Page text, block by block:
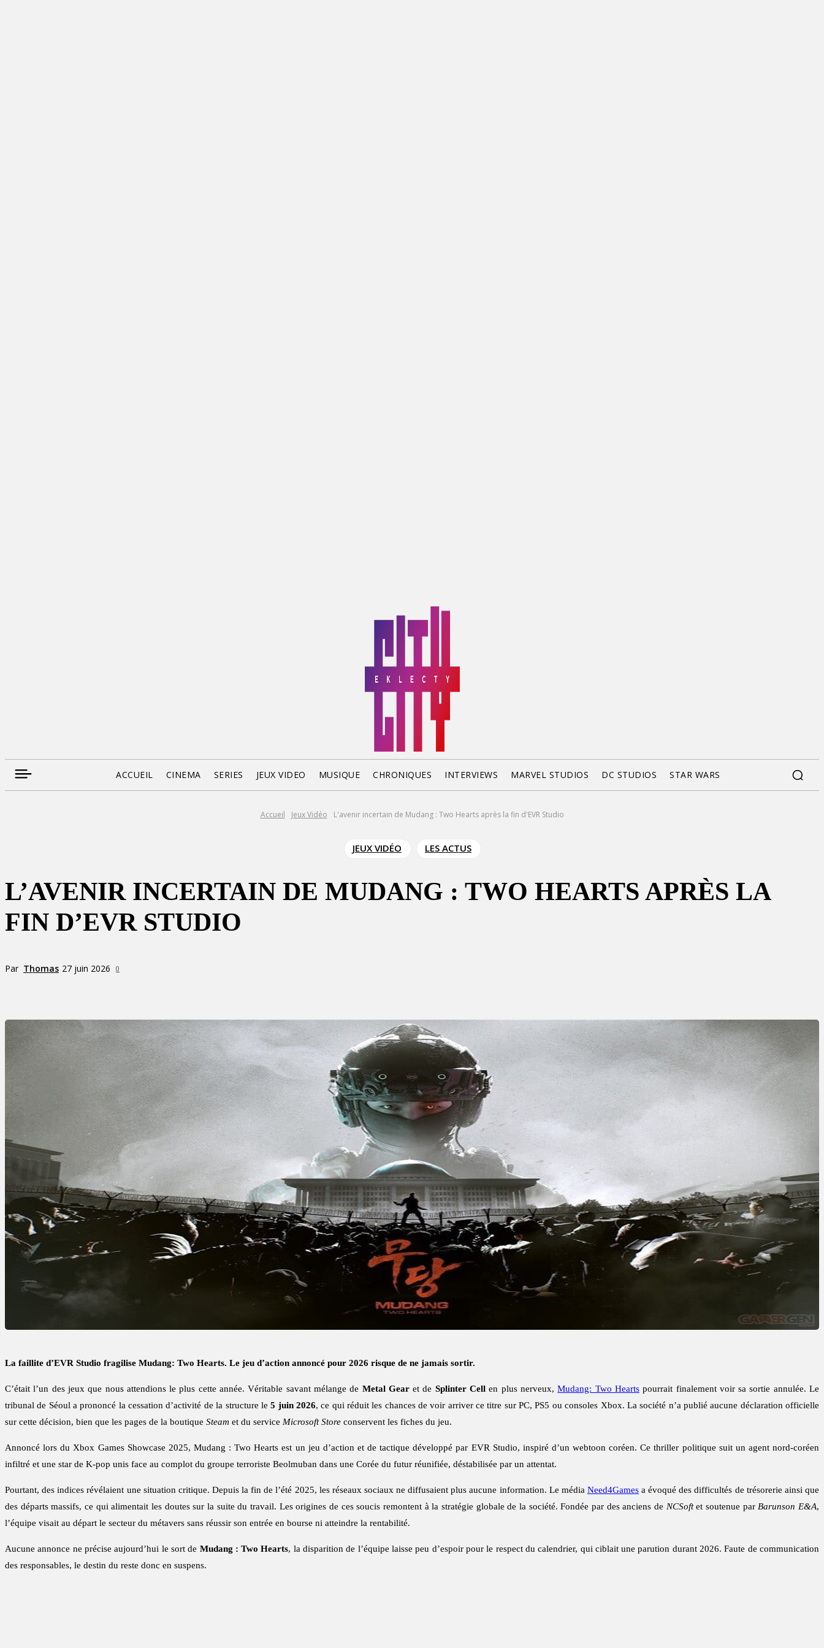
ACCUEIL CINEMA SERIES JEUX VIDEO MUSIQUE CHRONIQUES INTERVIEWS MARVEL STUDIOS DC STUDIOS STAR WARS
Accueil Jeux Vidéo L'avenir incertain de Mudang : Two Hearts après la fin d'EVR Studio
JEUX VIDÉO LES ACTUS
L’AVENIR INCERTAIN DE MUDANG : TWO HEARTS APRÈS LA
FIN D’EVR STUDIO
Par Thomas 27 juin 2026 0
La faillite d’EVR Studio fragilise Mudang: Two Hearts. Le jeu d’action annoncé pour 2026 risque de ne jamais sortir.
C’était l’un des jeux que nous attendions le plus cette année. Véritable savant mélange de Metal Gearet de Splinter Cell en plus nerveux,Mudang: Two Heartspourrait finalement voir sa sortie annulée. Le
tribunal de Séoul a prononcé la cessation d’activité de la structure le5 juin 2026, ce qui réduit les chances de voir arriver ce titre sur PC, PS5 ou consoles Xbox. La société n’a publié aucune déclaration officielle
sur cette décision, bien que les pages de la boutique Steam et du service Microsoft Store conservent les fiches du jeu.
Annoncé lors du Xbox Games Showcase 2025, Mudang : Two Hearts est un jeu d’action et de tactique développé par EVR Studio, inspiré d’un webtoon coréen. Ce thriller politique suit un agent nord-coréen
infiltré et une star de K-pop unis face au complot du groupe terroriste Beolmuban dans une Corée du futur réunifiée, déstabilisée par un attentat.
Pourtant, des indices révélaient une situation critique. Depuis la fin de l’été 2025, les réseaux sociaux ne diffusaient plus aucune information. Le média Need4Gamesa évoqué des difficultés de trésorerie ainsi que
des départs massifs, ce qui alimentait les doutes sur la suite du travail. Les origines de ces soucis remontent à la stratégie globale de la société. Fondée par des anciens de NCSoftet soutenue par Barunson E&A,
l’équipe visait au départ le secteur du métavers sans réussir son entrée en bourse ni atteindre la rentabilité.
Aucune annonce ne précise aujourd’hui le sort de Mudang : Two Hearts, la disparition de l’équipe laisse peu d’espoir pour le respect du calendrier, qui ciblait une parution durant 2026. Faute de communication
des responsables, le destin du reste donc en suspens.